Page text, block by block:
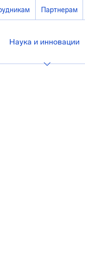
Партнерам
Наука и инновации